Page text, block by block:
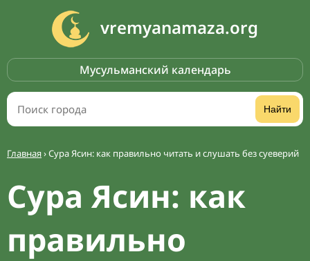
vremyanamaza.org
Мусульманский календарь
Найти
Главная›Сура Ясин: как правильно читать и слушать без суеверий
Сура Ясин: как
правильно